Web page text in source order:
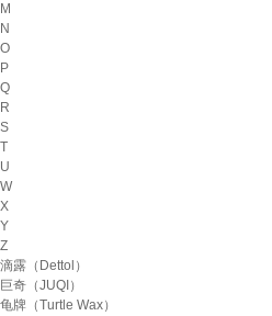
M
N
O
P
Q
R
S
T
U
W
X
Y
Z
滴露（Dettol）
巨奇（JUQI）
龟牌（Turtle Wax）